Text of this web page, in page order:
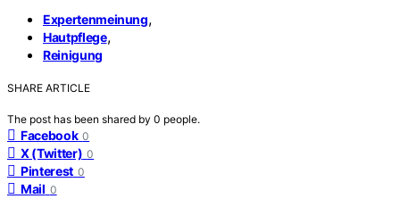
Expertenmeinung,
Hautpflege,
Reinigung
SHARE ARTICLE
The post has been shared by 0 people.
Facebook 0
X (Twitter) 0
Pinterest 0
Mail 0